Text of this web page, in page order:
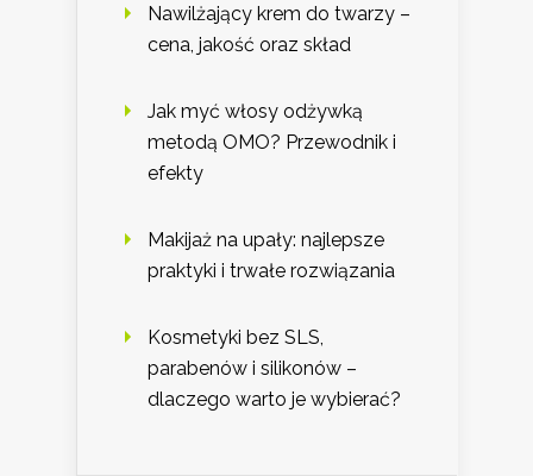
Nawilżający krem do twarzy –
cena, jakość oraz skład
Jak myć włosy odżywką
metodą OMO? Przewodnik i
efekty
Makijaż na upały: najlepsze
praktyki i trwałe rozwiązania
Kosmetyki bez SLS,
parabenów i silikonów –
dlaczego warto je wybierać?